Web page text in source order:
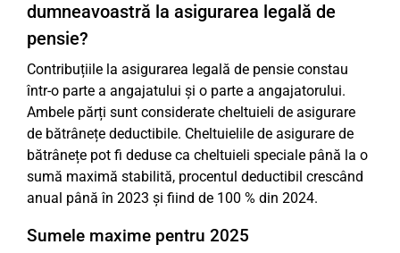
dumneavoastră la asigurarea legală de
pensie?
Contribuțiile la asigurarea legală de pensie constau
într-o parte a angajatului și o parte a angajatorului.
Ambele părți sunt considerate cheltuieli de asigurare
de bătrânețe deductibile. Cheltuielile de asigurare de
bătrânețe pot fi deduse ca cheltuieli speciale până la o
sumă maximă stabilită, procentul deductibil crescând
anual până în 2023 și fiind de 100 % din 2024.
Sumele maxime pentru 2025